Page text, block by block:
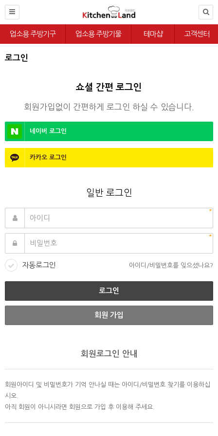
업소용 주방기구 업소용 주방기물 테마샵 고객센터
로그인
쇼셜 간편 로그인
회원가입없이 간편하게 로그인 하실 수 있습니다.
네이버 로그인
카카오 로그인
일반 로그인
자동로그인 아이디/비밀번호를 잊으셨나요?
회원 가입
회원로그인 안내
회원아이디 및 비밀번호가 기억 안나실 때는 아이디/비밀번호 찾기를 이용하십
시오.
아직 회원이 아니시라면 회원으로 가입 후 이용해 주세요.